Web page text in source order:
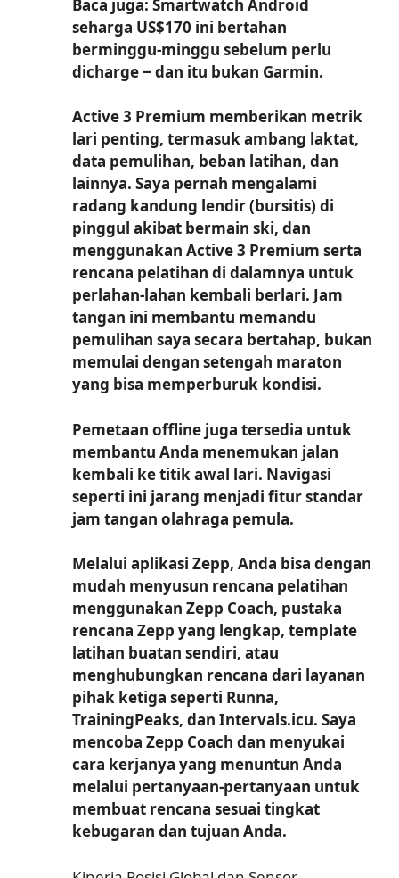
Baca juga: Smartwatch Android
seharga US$170 ini bertahan
berminggu-minggu sebelum perlu
dicharge ‒ dan itu bukan Garmin.
Active 3 Premium memberikan metrik
lari penting, termasuk ambang laktat,
data pemulihan, beban latihan, dan
lainnya. Saya pernah mengalami
radang kandung lendir (bursitis) di
pinggul akibat bermain ski, dan
menggunakan Active 3 Premium serta
rencana pelatihan di dalamnya untuk
perlahan-lahan kembali berlari. Jam
tangan ini membantu memandu
pemulihan saya secara bertahap, bukan
memulai dengan setengah maraton
yang bisa memperburuk kondisi.
Pemetaan offline juga tersedia untuk
membantu Anda menemukan jalan
kembali ke titik awal lari. Navigasi
seperti ini jarang menjadi fitur standar
jam tangan olahraga pemula.
Melalui aplikasi Zepp, Anda bisa dengan
mudah menyusun rencana pelatihan
menggunakan Zepp Coach, pustaka
rencana Zepp yang lengkap, template
latihan buatan sendiri, atau
menghubungkan rencana dari layanan
pihak ketiga seperti Runna,
TrainingPeaks, dan Intervals.icu. Saya
mencoba Zepp Coach dan menyukai
cara kerjanya yang menuntun Anda
melalui pertanyaan-pertanyaan untuk
membuat rencana sesuai tingkat
kebugaran dan tujuan Anda.